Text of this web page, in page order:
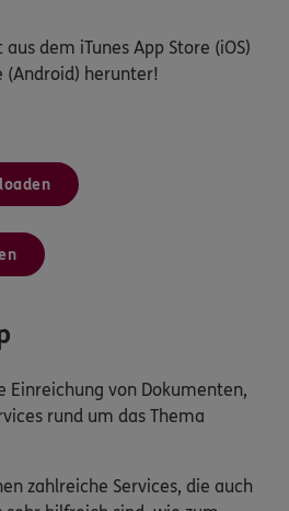
dem iTunes App Store (iOS)
(Android) herunter!
Einreichung von Dokumenten,
rund um das Thema
zahlreiche Services, die auch